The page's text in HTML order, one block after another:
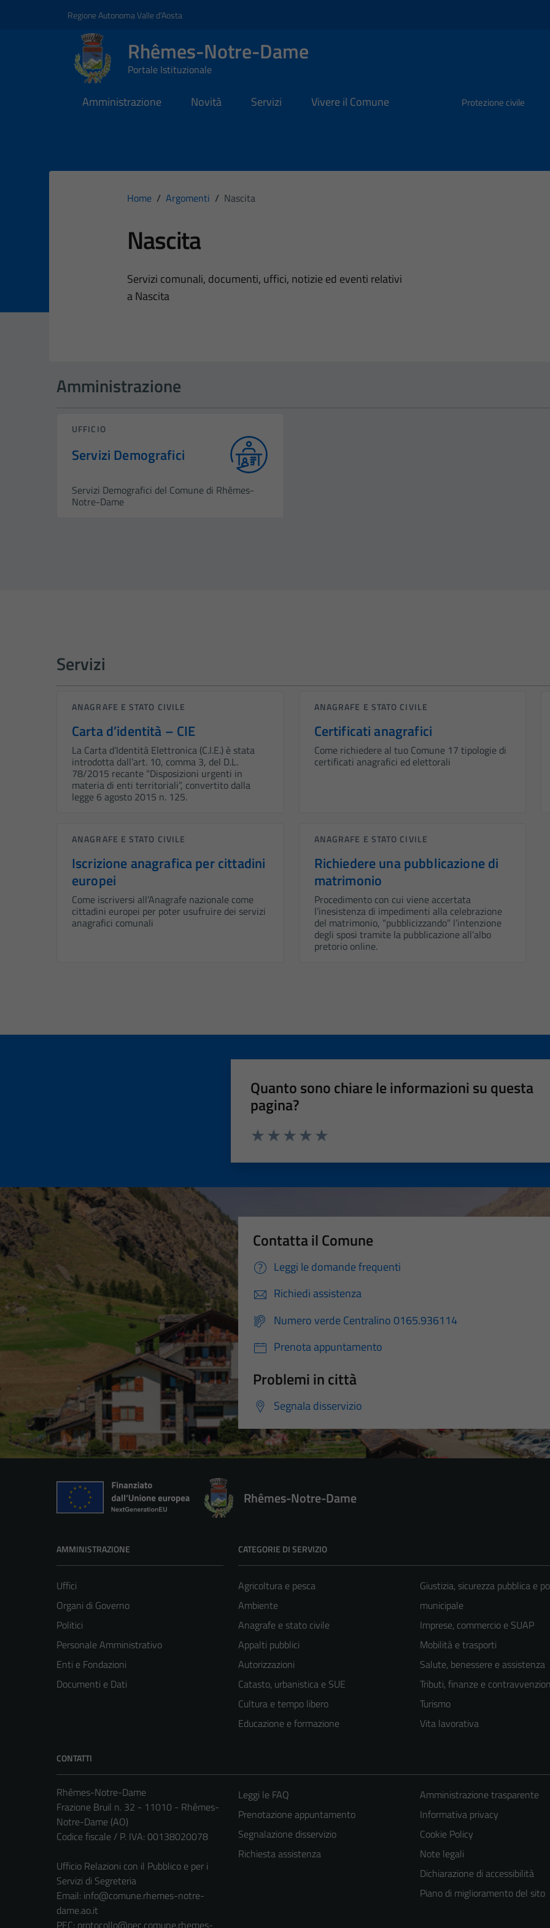
Regione Autonoma Valle d'Aosta
Rhêmes-Notre-Dame
Portale Istituzionale
Amministrazione Novità Servizi Vivere il Comune Protezione civile
Home / Argomenti / Nascita
Nascita
Dettagli dell'argomento
Servizi comunali, documenti, uffici, notizie ed eventi relativi
a Nascita
Amministrazione
UFFICIO
Servizi Demografici
Servizi Demografici del Comune di Rhêmes-
Notre-Dame
Servizi
ANAGRAFE E STATO CIVILE
Carta d’identità – CIE
La Carta d’Identità Elettronica (C.I.E.) è stata
introdotta dall’art. 10, comma 3, del D.L.
78/2015 recante “Disposizioni urgenti in
materia di enti territoriali”, convertito dalla
legge 6 agosto 2015 n. 125.
ANAGRAFE E STATO CIVILE
Certificati anagrafici
Come richiedere al tuo Comune 17 tipologie di
certificati anagrafici ed elettorali
ANAGRAFE E STATO CIVILE
Iscrizione anagrafica per cittadini
europei
Come iscriversi all’Anagrafe nazionale come
cittadini europei per poter usufruire dei servizi
anagrafici comunali
ANAGRAFE E STATO CIVILE
Richiedere una pubblicazione di
matrimonio
Procedimento con cui viene accertata
l’inesistenza di impedimenti alla celebrazione
del matrimonio, “pubblicizzando” l’intenzione
degli sposi tramite la pubblicazione all’albo
pretorio online.
Quanto sono chiare le informazioni su questa
pagina?
Contatta il Comune
Leggi le domande frequenti
Richiedi assistenza
Numero verde Centralino 0165.936114
Prenota appuntamento
Problemi in città
Segnala disservizio
Rhêmes-Notre-Dame
AMMINISTRAZIONE
Uffici
Organi di Governo
Politici
Personale Amministrativo
Enti e Fondazioni
Documenti e Dati
CATEGORIE DI SERVIZIO
Agricoltura e pesca
Ambiente
Anagrafe e stato civile
Appalti pubblici
Autorizzazioni
Catasto, urbanistica e SUE
Cultura e tempo libero
Educazione e formazione
Giustizia, sicurezza pubblica e
municipale
Imprese, commercio e SUAP
Mobilità e trasporti
Salute, benessere e assistenza
Tributi, finanze e
Turismo
Vita lavorativa
CONTATTI
Rhêmes-Notre-Dame
Frazione Bruil n. 32 - 11010 - Rhêmes-
Notre-Dame (AO)
Codice fiscale / P. IVA: 00138020078
Ufficio Relazioni con il Pubblico e per i
Servizi di Segreteria
Email: info@comune.rhemes-notre-
dame.ao.it
PEC: protocollo@pec.comune.rhemes-
Leggi le FAQ
Prenotazione appuntamento
Segnalazione disservizio
Richiesta assistenza
Amministrazione trasparente
Informativa privacy
Cookie Policy
Note legali
Dichiarazione di accessibilità
Piano di miglioramento del sito